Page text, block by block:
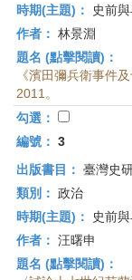
時期(主題)：
史前
作者： 林景淵
題名 (點擊閱讀)：
《濱田彌兵衛事件
2011。
勾選：
編號： 3
出版書目： 臺灣史
類別： 政治
時期(主題)：
史前
作者： 汪曙申
題名 (點擊閱讀)：